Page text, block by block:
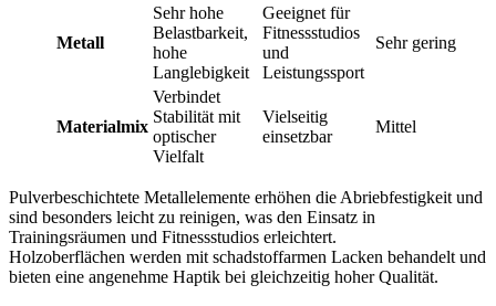
Metall
Sehr hohe
Belastbarkeit,
hohe
Langlebigkeit
Geeignet für
Fitnessstudios
und
Leistungssport
Sehr gering
Materialmix
Verbindet
Stabilität mit
optischer
Vielfalt
Vielseitig
einsetzbar
Mittel
Pulverbeschichtete Metallelemente erhöhen die Abriebfestigkeit und
sind besonders leicht zu reinigen, was den Einsatz in
Trainingsräumen und Fitnessstudios erleichtert.
Holzoberflächen werden mit schadstoffarmen Lacken behandelt und
bieten eine angenehme Haptik bei gleichzeitig hoher Qualität.